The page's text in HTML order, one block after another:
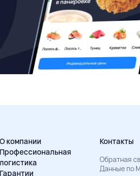
О компании
Профессиональная
логистика
Гарантии
Контакты
Обратная
Данные по